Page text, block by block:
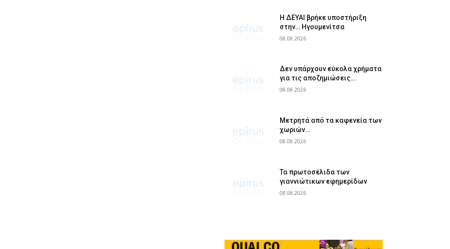
Η ΔΕΥΑΙ βρήκε υποστήριξη
στην… Ηγουμενίτσα
08.08.2026
Δεν υπάρχουν εύκολα χρήματα
για τις αποζημιώσεις…
08.08.2026
Μετρητά από τα καφενεία των
χωριών…
08.08.2026
Τα πρωτοσέλιδα των
γιαννιώτικων εφημερίδων
08.08.2026